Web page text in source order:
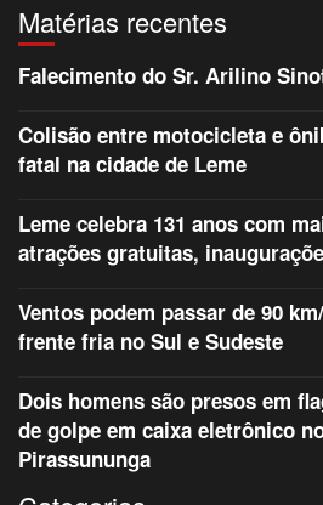
Matérias recentes
Falecimento do Sr. Arilino
Colisão entre motocicleta e
fatal na cidade de Leme
Leme celebra 131 anos com
atrações gratuitas,
Ventos podem passar de 90
frente fria no Sul e Sudeste
Dois homens são presos em
de golpe em caixa eletrônico
Pirassununga